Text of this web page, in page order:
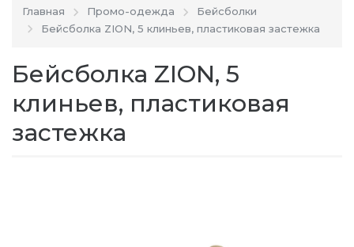
Главная Промо-одежда
Бейсболки
Бейсболка ZION, 5 клиньев, пластиковая застежка
Бейсболка ZION, 5
клиньев, пластиковая
застежка